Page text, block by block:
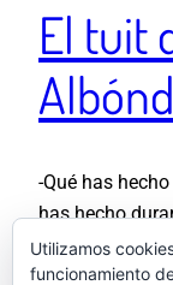
El tuit
-Qué has
has hecho
desayuné,
Adobé la
Utilizamos
funcionamiento